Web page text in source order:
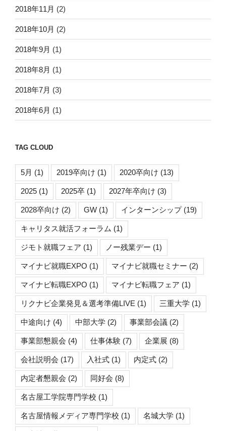
2018年11月 (2)
2018年10月 (2)
2018年9月 (1)
2018年8月 (1)
2018年7月 (3)
2018年6月 (1)
TAG CLOUD
5月 (1) 2019卒向け (1) 2020卒向け (13)
2025 (1) 2025卒 (1) 2027年卒向け (3)
2028卒向け (2) GW (1) インターンシップ(19)
キャリタス就活フォーラム (1)
ジモト就職フェア (1) ノー残業デー (1)
マイナビ就職EXPO (1) マイナビ就職セミナー (2)
マイナビ転職EXPO (1) マイナビ転職フェア (1)
リクナビ企業発見＆選考準備LIVE (1) 三重大学 (1)
中途向け (4) 中部大学 (2) 事業部会議 (2)
事業部懇親会 (4) 仕事体験 (7) 企業展 (8)
会社説明会 (17) 入社式 (1) 内定式 (2)
内定者懇親会 (2) 同好会 (8)
名古屋工学院専門学校 (1)
名古屋情報メディア専門学校 (1) 名城大学 (1)